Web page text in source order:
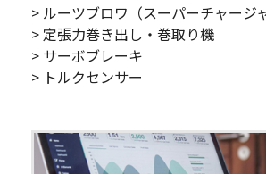
> ルーツブロワ（スーパーチャージ
> 定張力巻き出し・巻取り機
> サーボブレーキ
> トルクセンサー